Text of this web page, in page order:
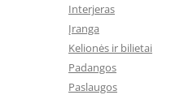
Interjeras
Įranga
Kelionės ir bilietai
Padangos
Paslaugos